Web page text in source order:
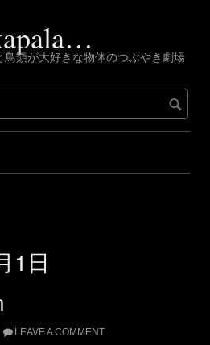
類が大好きな物体のつぶやき劇場
1日
LEAVE A COMMENT